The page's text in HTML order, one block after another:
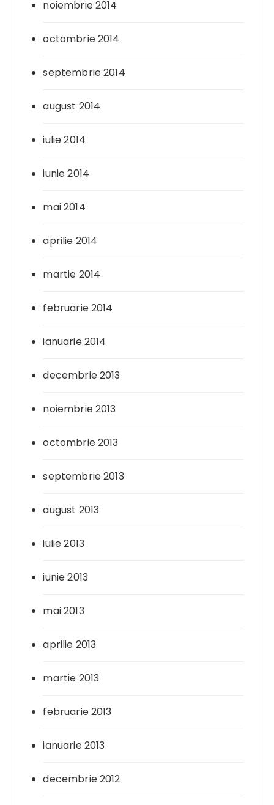
noiembrie 2014
octombrie 2014
septembrie 2014
august 2014
iulie 2014
iunie 2014
mai 2014
aprilie 2014
martie 2014
februarie 2014
ianuarie 2014
decembrie 2013
noiembrie 2013
octombrie 2013
septembrie 2013
august 2013
iulie 2013
iunie 2013
mai 2013
aprilie 2013
martie 2013
februarie 2013
ianuarie 2013
decembrie 2012